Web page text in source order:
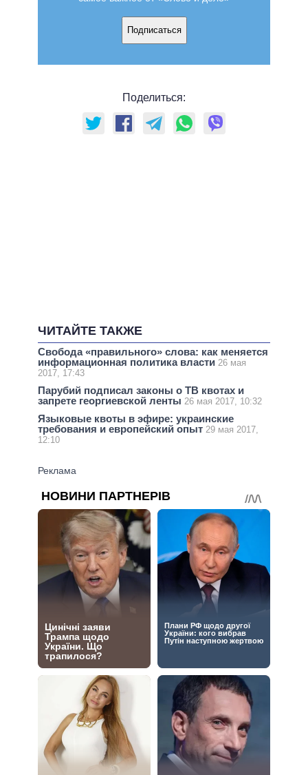
Подписаться
Поделиться:
ЧИТАЙТЕ ТАКЖЕ
Свобода «правильного» слова: как меняется
информационная политика власти 26 мая
2017, 17:43
Парубий подписал законы о ТВ квотах и
запрете георгиевской ленты 26 мая 2017, 10:32
Языковые квоты в эфире: украинские
требования и европейский опыт 29 мая 2017,
12:10